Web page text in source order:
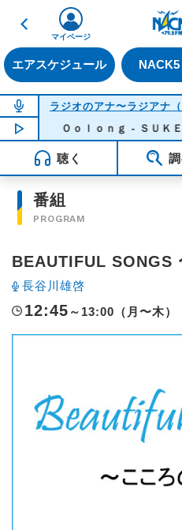
戻る
エアスケジュール NACK5
マイページ
NOW ON AIR
ラジオのアナ〜ラジアナ（
NOW PLAYING04:29
Ｏｏｌｏｎｇ - ＳＵＫＥ
聴く
番組
PROGRAM
BEAUTIFUL SONGS
長谷川雄啓
12:45 ～13:00（月〜木）